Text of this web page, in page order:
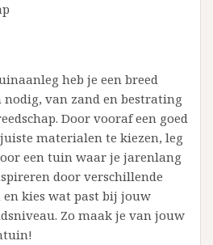
heb je een breed
van zand en bestrating
Door vooraf een goed
materialen te kiezen, leg
een tuin waar je jarenlang
door verschillende
kies wat past bij jouw
Zo maak je van jouw